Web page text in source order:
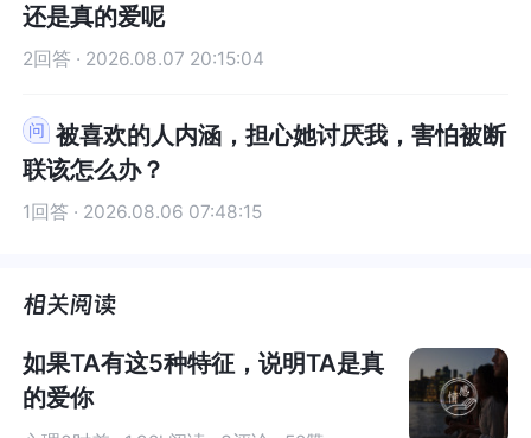
还是真的爱呢
2回答 · 2026.08.07 20:15:04
被喜欢的人内涵，担心她讨厌我，害怕被断
联该怎么办？
1回答 · 2026.08.06 07:48:15
如果TA有这5种特征，说明TA是真
的爱你